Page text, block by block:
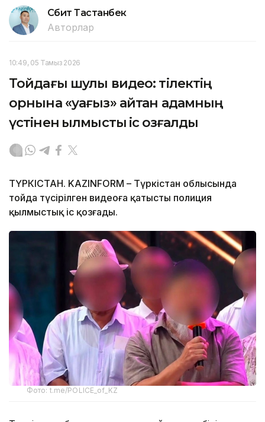
Сәбит Тастанбек
Авторлар
10:49, 05 Тамыз 2026
Тойдағы шулы видео: тілектің
орнына «уағыз» айтқан адамның
үстінен қылмыстық іс қозғалды
ТҮРКІСТАН. KAZINFORM – Түркістан облысында
тойда түсірілген видеоға қатысты полиция
қылмыстық іс қозғады.
Фото: t.me/POLICE_of_KZ